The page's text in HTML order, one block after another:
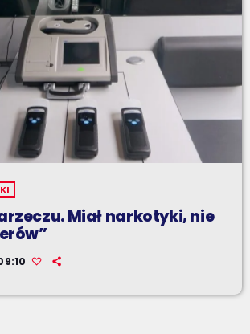
Miał narkotyki, nie